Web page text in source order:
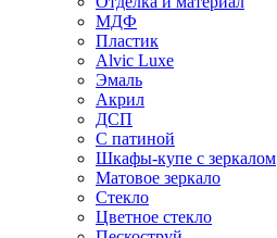
МДФ
Пластик
Alvic Luxe
Эмаль
Акрил
ДСП
С патиной
Шкафы-купе с зеркалом
Матовое зеркало
Стекло
Цветное стекло